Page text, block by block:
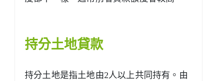
持分土地貸款
持分土地是指土地由2人以上共同持有。由